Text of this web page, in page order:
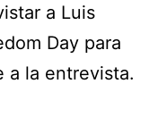
a Luis
Day para
a la entrevista.